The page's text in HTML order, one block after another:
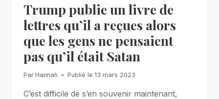
Trump publie un livre de
lettres qu’il a reçues alors
que les gens ne pensaient
pas qu’il était Satan
Par Hannah Publié le 13 mars 2023
C’est difficile de s’en souvenir maintenant,